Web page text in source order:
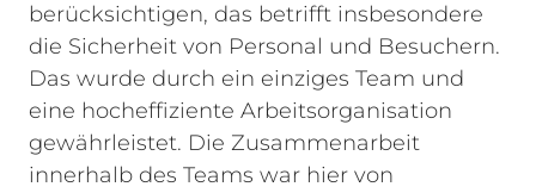
berücksichtigen, das betrifft insbesondere
die Sicherheit von Personal und Besuchern.
Das wurde durch ein einziges Team und
eine hocheffiziente Arbeitsorganisation
gewährleistet. Die Zusammenarbeit
innerhalb des Teams war hier von